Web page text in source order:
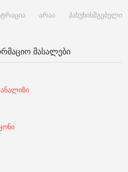
არაა პასუხისმგებელი
ᲛᲐᲡᲐᲚᲔᲑᲘ